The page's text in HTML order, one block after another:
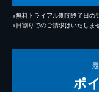
※無料トライアル期間終了日の
※日割りでのご請求はいたしま
ポ